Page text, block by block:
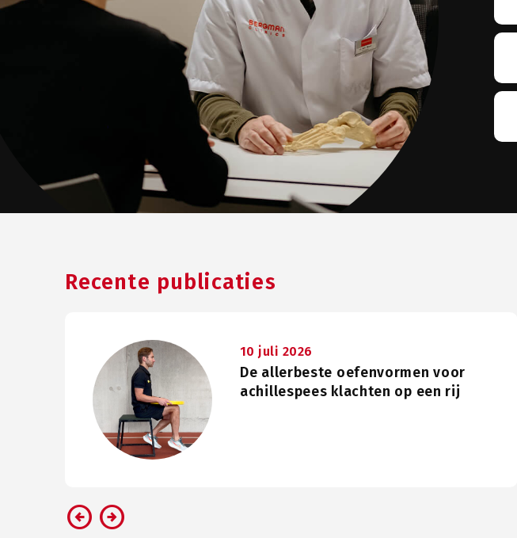
Recente publicaties
10 juli 2026
De allerbeste oefenvormen voor
achillespees klachten op een rij
arrow_circle_left arrow_circle_right